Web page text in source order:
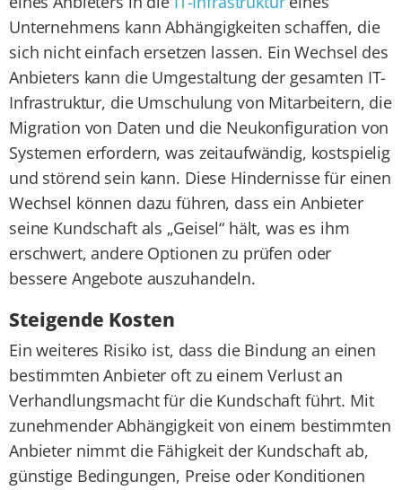
Unternehmens kann Abhängigkeiten schaffen, die
sich nicht einfach ersetzen lassen. Ein Wechsel des
Anbieters kann die Umgestaltung der gesamten IT-
Infrastruktur, die Umschulung von Mitarbeitern, die
Migration von Daten und die Neukonfiguration von
Systemen erfordern, was zeitaufwändig, kostspielig
und störend sein kann. Diese Hindernisse für einen
Wechsel können dazu führen, dass ein Anbieter
seine Kundschaft als „Geisel“ hält, was es ihm
erschwert, andere Optionen zu prüfen oder
bessere Angebote auszuhandeln.
Steigende Kosten
Ein weiteres Risiko ist, dass die Bindung an einen
bestimmten Anbieter oft zu einem Verlust an
Verhandlungsmacht für die Kundschaft führt. Mit
zunehmender Abhängigkeit von einem bestimmten
Anbieter nimmt die Fähigkeit der Kundschaft ab,
günstige Bedingungen, Preise oder Konditionen